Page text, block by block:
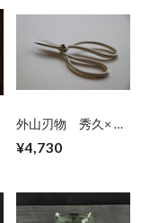
外山刃物 秀久× 鶴
仙園 Mini 大久保
鋏 ホワイト(1丁)
¥4,730